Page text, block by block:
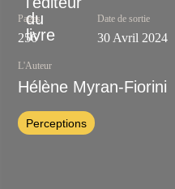
Pages
256
Date de sortie
30 Avril 2024
L'Auteur
Hélène Myran-Fiorini
Perceptions